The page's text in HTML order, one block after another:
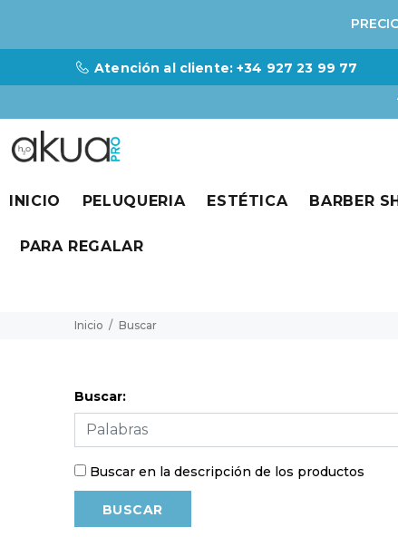
Atención al cliente: +34 927 23 99 77
INICIO PELUQUERIA ESTÉTICA BARBER
PARA REGALAR
Inicio Buscar
Buscar:
Buscar en la descripción de los productos